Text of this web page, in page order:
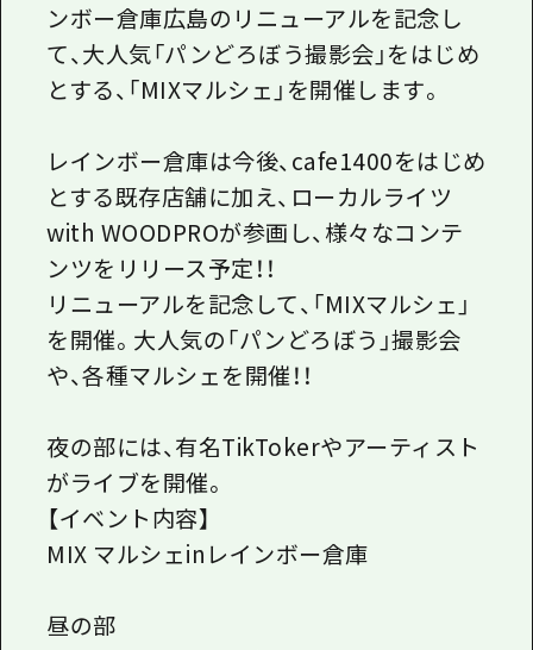
ンボー倉庫広島のリニューアルを記念し
て、大人気「パンどろぼう撮影会」をはじめ
とする、「MIXマルシェ」を開催します。
レインボー倉庫は今後、cafe1400をはじめ
とする既存店舗に加え、ローカルライツ
with WOODPROが参画し、様々なコンテ
ンツをリリース予定！！
リニューアルを記念して、「MIXマルシェ」
を開催。大人気の「パンどろぼう」撮影会
や、各種マルシェを開催！！
夜の部には、有名TikTokerやアーティスト
がライブを開催。
【イベント内容】
MIX マルシェinレインボー倉庫
昼の部